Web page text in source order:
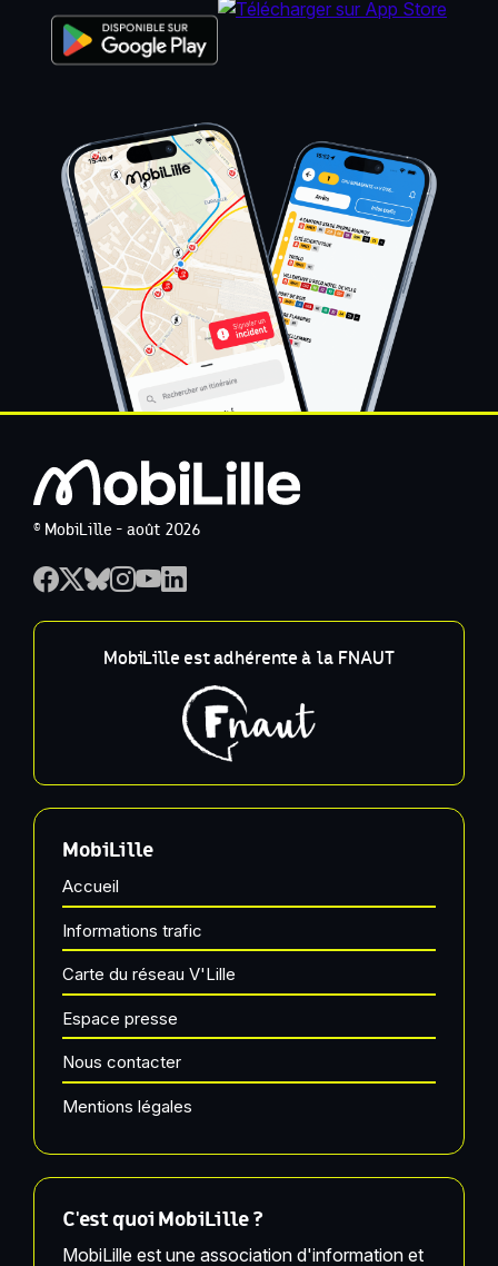
© MobiLille - août 2026
MobiLille est adhérente à la FNAUT
MobiLille
Accueil
Informations trafic
Carte du réseau V'Lille
Espace presse
Nous contacter
Mentions légales
C'est quoi MobiLille ?
MobiLille est une association d'information et